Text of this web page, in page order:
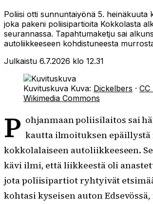
Poliisi otti sunnuntaiyönä 5. heinäkuuta
joka pakeni poliisipartioita Kokkolasta
seurannassa. Tapahtumaketju sai
autoliikkeeseen kohdistuneesta
Julkaistu 6.7.2026 klo 12.31
Kuvituskuva Kuva: Dickelbers · CC
Wikimedia Commons
P ohjanmaan poliisilaitos sai
kautta ilmoituksen
kokkolalaiseen autoliikkeeseen.
kävi ilmi, että liikkeestä oli
jota poliisipartiot ryhtyivät
kohtasi kyseisen auton